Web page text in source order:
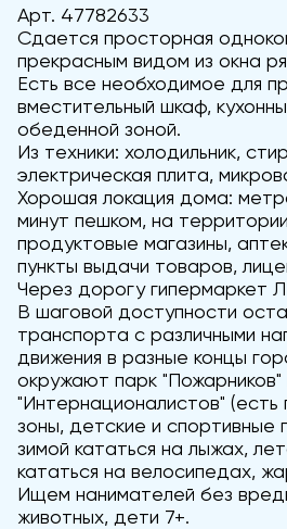
Арт. 47782633
Сдается просторная
прекрасным видом из окна
Есть все необходимое для
вместительный шкаф,
обеденной зоной.
Из техники: холодильник,
электрическая плита,
Хорошая локация дома:
минут пешком, на
продуктовые магазины,
пункты выдачи товаров,
Через дорогу гипермаркет
В шаговой доступности
транспорта с различными
движения в разные концы
окружают парк "Пожарников"
"Интернационалистов" (есть
зоны, детские и
зимой кататься на лыжах,
кататься на велосипедах,
Ищем нанимателей без
животных, дети 7+.